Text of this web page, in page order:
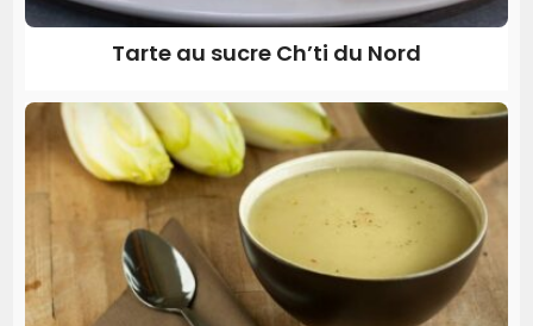
Tarte au sucre Ch’ti du Nord